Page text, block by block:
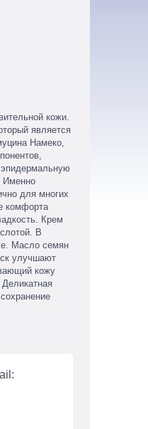
кожи.
является
Намеко,
Именно
для многих
комфорта
Крем
В
Масло семян
улучшают
кожу